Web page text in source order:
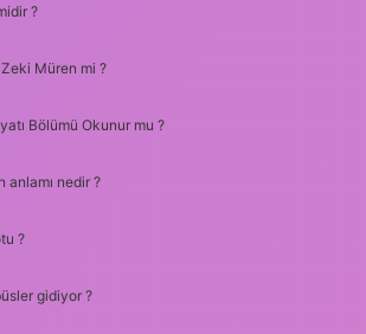
?
Müren mi ?
Bölümü Okunur mu ?
anlamı nedir ?
?
gidiyor ?